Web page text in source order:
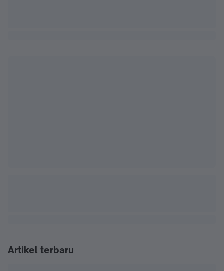
Artikel terbaru